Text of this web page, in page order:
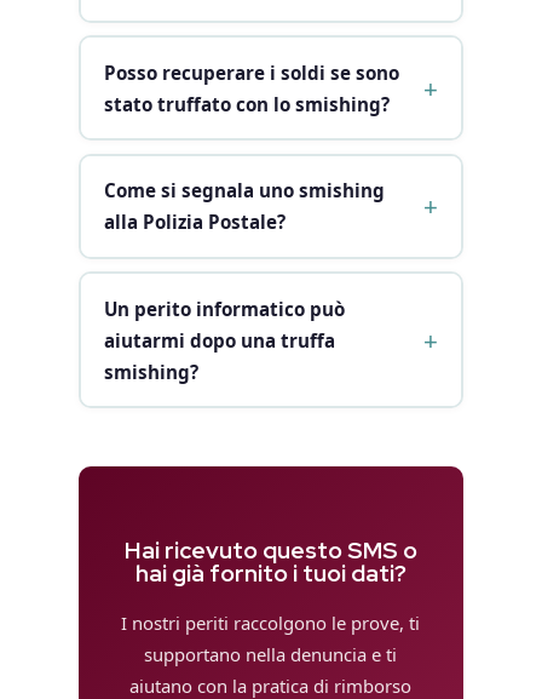
Posso recuperare i soldi se sono
stato truffato con lo smishing?
Come si segnala uno smishing
alla Polizia Postale?
Un perito informatico può
aiutarmi dopo una truffa
smishing?
Hai ricevuto questo SMS o
hai già fornito i tuoi dati?
I nostri periti raccolgono le prove, ti
supportano nella denuncia e ti
aiutano con la pratica di rimborso